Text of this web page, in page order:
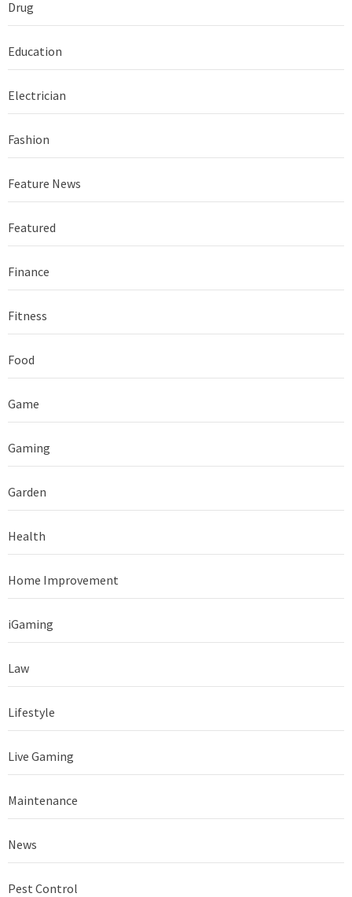
Drug
Education
Electrician
Fashion
Feature News
Featured
Finance
Fitness
Food
Game
Gaming
Garden
Health
Home Improvement
iGaming
Law
Lifestyle
Live Gaming
Maintenance
News
Pest Control